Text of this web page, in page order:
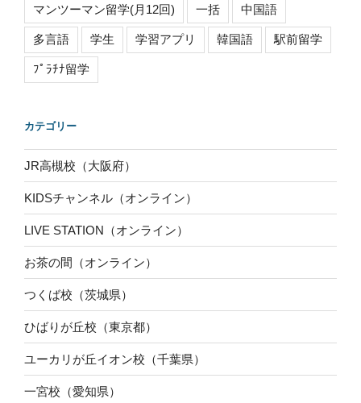
マンツーマン留学(月12回) 一括 中国語
多言語 学生 学習アプリ 韓国語 駅前留学
ﾌﾟﾗﾁﾅ留学
カテゴリー
JR高槻校（大阪府）
KIDSチャンネル（オンライン）
LIVE STATION（オンライン）
お茶の間（オンライン）
つくば校（茨城県）
ひばりが丘校（東京都）
ユーカリが丘イオン校（千葉県）
一宮校（愛知県）